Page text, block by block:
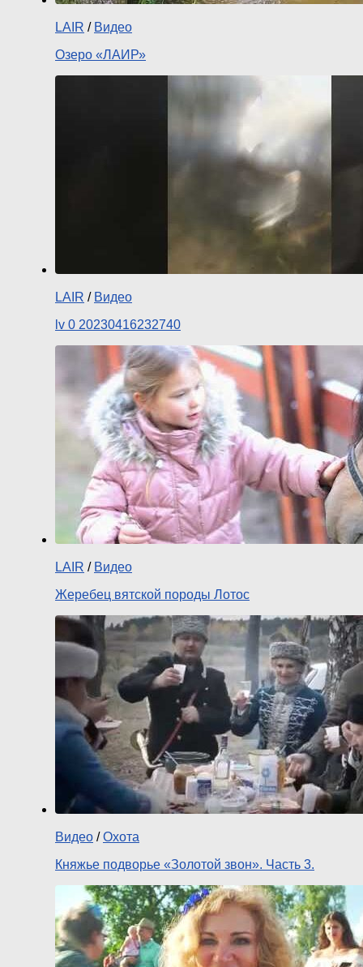
LAIR / Видео
Озеро «ЛАИР»
LAIR / Видео
lv 0 20230416232740
LAIR / Видео
Жеребец вятской породы Лотос
Видео /Охота
Княжье подворье «Золотой звон». Часть 3.